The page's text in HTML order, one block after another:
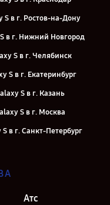
S в г. Ростов-на-Дону
в г. Нижний Новгород
S в г. Челябинск
S в г. Екатеринбург
S в г. Казань
S в г. Москва
в г. Санкт-Петербург
Атс